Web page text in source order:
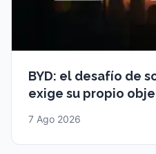
BYD: el desafío de
exige su propio
7 Ago 2026